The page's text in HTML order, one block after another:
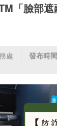
「臉部
處 發布時